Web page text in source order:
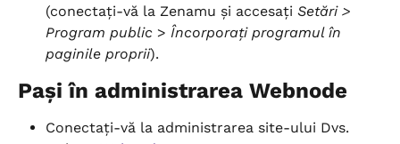
(conectați-vă la Zenamu și accesați Setări >
Program public > Încorporați programul în
paginile proprii).
Pași în administrarea Webnode
Conectați-vă la administrarea site-ului Dvs.